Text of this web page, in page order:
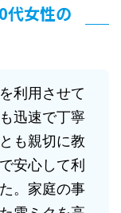
代女性の
利用させて
迅速で丁寧
も親切に教
安心して利
。家庭の事